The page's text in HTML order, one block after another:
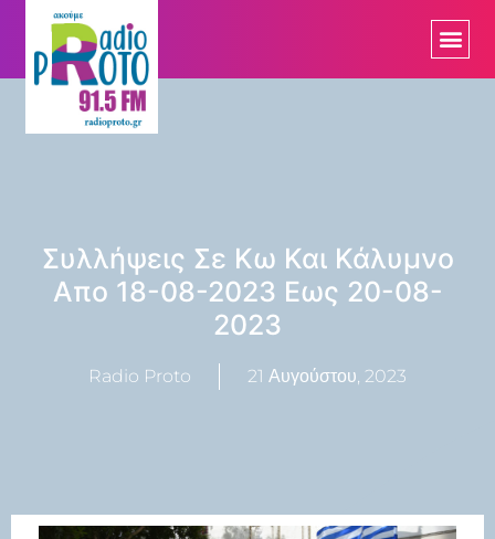
Συλλήψεις Σε Κω Και Κάλυμνο
Απο 18-08-2023 Εως 20-08-
2023
Radio Proto 21 Αυγούστου, 2023